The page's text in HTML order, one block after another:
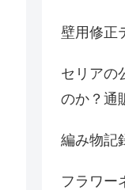
壁用修正
セリアの
のか？通
編み物記
フラワー